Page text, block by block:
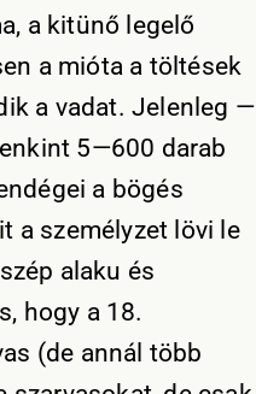
a kitünő legelő
a mióta a töltések
a vadat. Jelenleg —
5—600 darab
a bögés
a személyzet lövi le
alaku és
hogy a 18.
(de annál több